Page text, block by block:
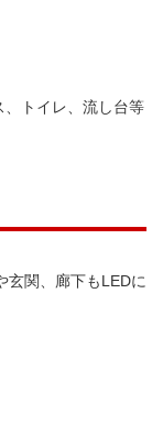
、トイレ、流し台等
玄関、廊下もLEDに